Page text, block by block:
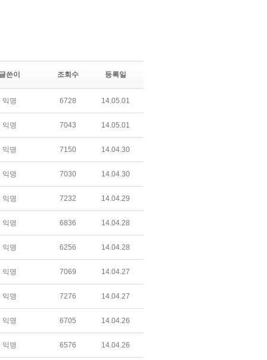
쓴이 조회수 등록일
익명 6728 14.05.01
익명 7043 14.05.01
익명 7150 14.04.30
익명 7030 14.04.30
익명 7232 14.04.29
익명 6836 14.04.28
익명 6256 14.04.28
익명 7069 14.04.27
익명 7276 14.04.27
익명 6705 14.04.26
익명 6576 14.04.26